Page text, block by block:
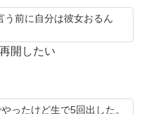
前に自分は彼女おるん
開したい
ったけど生で5回出した。